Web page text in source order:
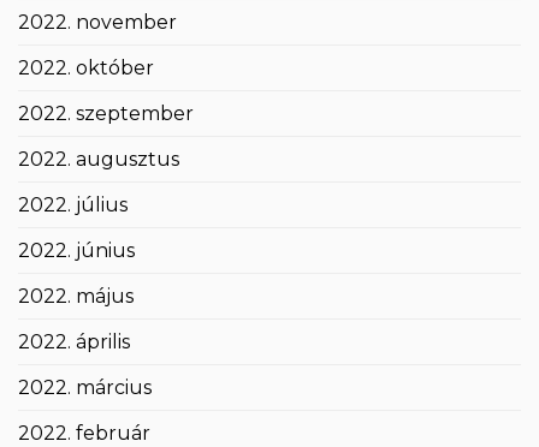
2022. november
2022. október
2022. szeptember
2022. augusztus
2022. július
2022. június
2022. május
2022. április
2022. március
2022. február